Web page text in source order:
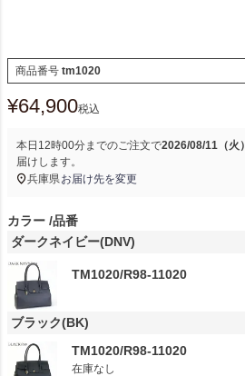
商品番号 tm1020
¥64,900税込
本日 12時00分までのご注文で2026/08/11（火）
届けします。
兵庫県お届け先を変更
カラー 品番
ダークネイビー(DNV)
TM1020/R98-11020
ブラック(BK)
TM1020/R98-11020
在庫なし